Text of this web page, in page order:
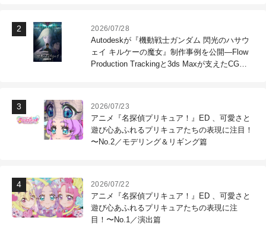
2026/07/28
Autodeskが『機動戦士ガンダム 閃光のハサウ
ェイ キルケーの魔女』制作事例を公開―Flow
Production Trackingと3ds Maxが支えたCG制
2026/07/23
アニメ『名探偵プリキュア！』ED 、可愛さと
遊び心あふれるプリキュアたちの表現に注目！
〜No.2／モデリング＆リギング篇
2026/07/22
アニメ『名探偵プリキュア！』ED 、可愛さと
遊び心あふれるプリキュアたちの表現に注
目！〜No.1／演出篇